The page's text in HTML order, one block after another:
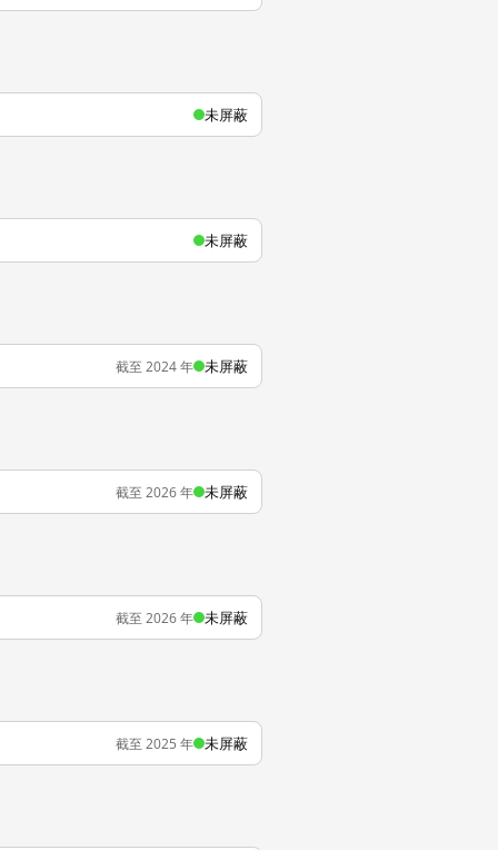
未屏蔽
未屏蔽
截至 2024 年 未屏蔽
截至 2026 年 未屏蔽
截至 2026 年 未屏蔽
截至 2025 年 未屏蔽